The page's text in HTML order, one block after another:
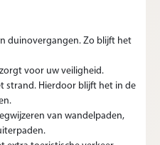
duinovergangen. Zo blijft het
voor uw veiligheid.
strand. Hierdoor blijft het in de
van wandelpaden,